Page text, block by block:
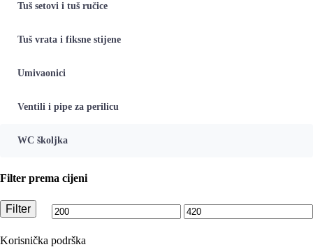
Tuš setovi i tuš ručice
Tuš vrata i fiksne stijene
Umivaonici
Ventili i pipe za perilicu
WC školjka
Filter prema cijeni
Min
cijena
Maks
Filter
Korisnička podrška